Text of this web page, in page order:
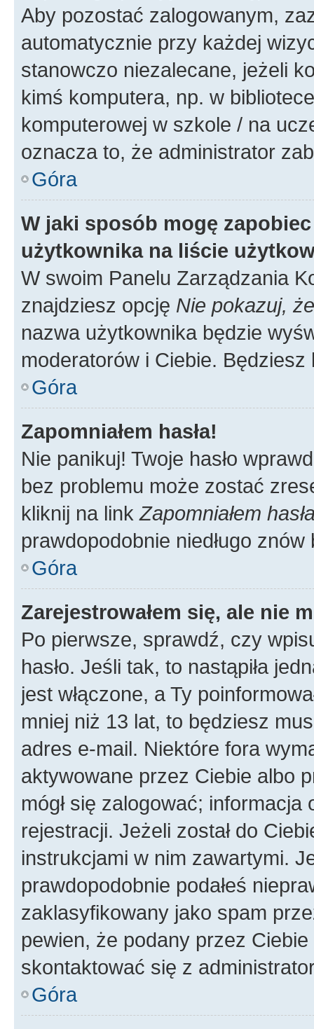
Aby pozostać zalogowanym,
automatycznie przy każdej
stanowczo niezalecane, jeżeli
kimś komputera, np. w
komputerowej w szkole / na
oznacza to, że administrator
Góra
W jaki sposób mogę
użytkownika na liście
W swoim Panelu Zarządzania
znajdziesz opcję Nie pokazuj,
nazwa użytkownika będzie
moderatorów i Ciebie.
Góra
Zapomniałem hasła!
Nie panikuj! Twoje hasło
bez problemu może zostać
kliknij na link Zapomniałem
prawdopodobnie niedługo
Góra
Zarejestrowałem się, ale nie
Po pierwsze, sprawdź, czy
hasło. Jeśli tak, to nastąpiła
jest włączone, a Ty
mniej niż 13 lat, to będziesz
adres e-mail. Niektóre fora
aktywowane przez Ciebie albo
mógł się zalogować;
rejestracji. Jeżeli został do
instrukcjami w nim zawartymi.
prawdopodobnie podałeś
zaklasyfikowany jako spam
pewien, że podany przez
skontaktować się z
Góra